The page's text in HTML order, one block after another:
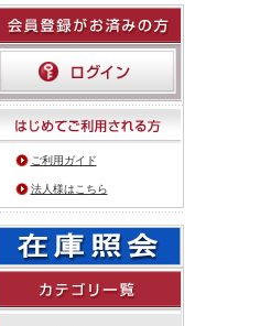
ご利用ガイド
法人様はこちら